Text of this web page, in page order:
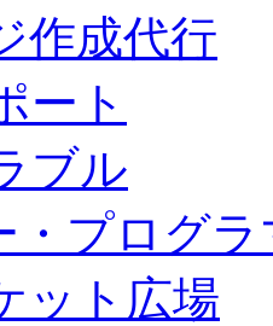
作成代行
ート
ブル
プログラ
ット広場